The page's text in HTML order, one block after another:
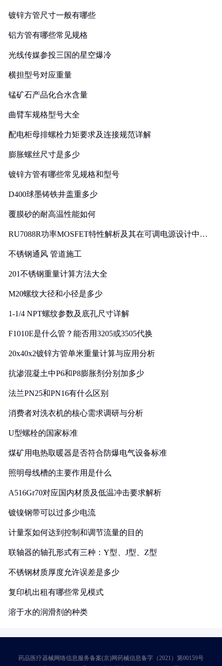
镀锌方管尺寸一般有哪些
铝方管有哪些常见规格
光线传媒参投三国的星空爆冷
横担型号对应重量
锰矿石产品化合水含量
曲臂车规格型号大全
配电柜母排螺栓力矩要求及连接规范详解
膨胀螺丝尺寸是多少
镀锌方管有哪些常见规格和型号
D400球墨铸铁井盖重多少
覆膜砂的耐高温性能如何
RU7088R功率MOSFET特性解析及其在可调电源设计中的
不锈钢通风 管道施工
201不锈钢重量计算方法大全
M20螺纹大径和小径是多少
1-1/4 NPT螺纹参数及底孔尺寸详解
F1010E是什么管？能否用3205或3505代换
20x40x2镀锌方管单米重量计算与应用分析
抗渗混凝土中P6和P8膨胀剂分别加多少
法兰PN25和PN16有什么区别
消费者对洗衣机的核心需求调研与分析
U型螺栓的国家标准
煤矿用电热取暖器是否符合防爆电气设备标准
照明母线槽的主要作用是什么
A516Gr70对应国内材质及低温冲击要求解析
镀镍钢带可以过多少电流
计量泵如何达到控制和调节流量的目的
联轴器的轴孔形式有三种：Y型、J型、Z型
不锈钢材质厚度允许误差是多少
复印机出租有哪些常见模式
溶于水的润滑剂的种类
药品医疗器械网络信息服务备案(京)网药械信息备字（2021）第00159号